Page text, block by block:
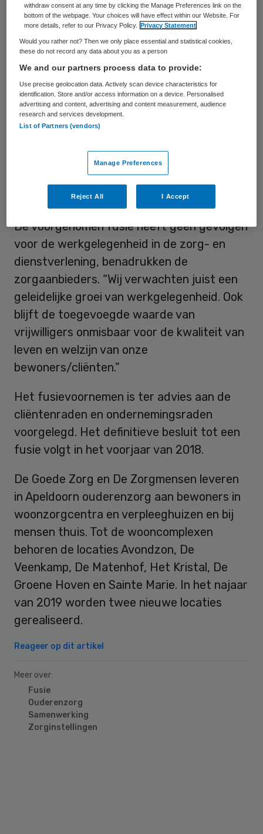
De krachtenbundeling moet zorgen voor
de zorgverlening, aldus de organisaties.
Kleinschalig georganiseerde zorg- en
dienstverlening blijft in de nieuwe
organisatie het uitgangspunt. De zorg
wordt verleend door een klein team van
Werkgelegenheid
De voorgenomen fusie heeft geen gevolgen
voor de werkgelegenheid in de zorg- en
dienstverlening, benadrukken de
zorgaanbieders. “Wij verwachten juist een
geleidelijke groei van werkgelegenheid. Ook
blijft de toegevoegde waarde van
vrijwilligers onmisbaar voor de kwaliteit van
leven en welzijn van onze
bewoners/cliënten.”
Het fusievoornemen is ter advies aan de
cliëntenraden en ondernemingsraden
voorgelegd. Het definitieve besluit tot een
fusie volgt in het voorjaar van 2018.
De Goede Zorg en De Zorgmensen leveren
in Apeldoorn ouderenzorg aan bewoners in
woonzorgcentra en verpleeghuizen en bij
mensen thuis. Tot de wooncomplexen
behoren de locaties Avondzon, De
Veenkamp, De Matenhof, Het Kristal, De
Groene Hoven en Sainte Marie. In het najaar
van 2019 worden twee nieuwe locaties
gerealiseerd.
Reageer op dit artikel
Meer over:
Fusie
Ouderenzorg
Samenwerking
Zorginstellingen
withdraw consent at any time by clicking the Manage Preferences link on the
bottom of the webpage. Your choices will have effect within our Website. For
more details, refer to our Privacy Policy.
Privacy Statement
Would you rather not? Then we only place essential and statistical cookies,
these do not record any data about you as a person
We and our partners process data to provide:
Use precise geolocation data. Actively scan device characteristics for
identification. Store and/or access information on a device. Personalised
advertising and content, advertising and content measurement, audience
research and services development.
List of Partners (vendors)
Manage Preferences
Reject All I Accept